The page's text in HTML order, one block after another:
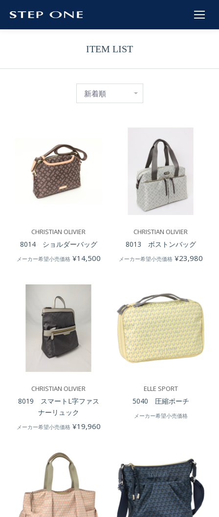
ITEM LIST
CHRISTIAN OLIVIER
8014 ショルダーバッグ
メーカー希望小売価格 ¥14,500
CHRISTIAN OLIVIER
8013 ボストンバッグ
メーカー希望小売価格 ¥23,980
CHRISTIAN OLIVIER
8019 スマートL字ファス
ナーリュック
メーカー希望小売価格 ¥19,960
ELLE SPORT
5040 圧縮ポーチ
メーカー希望小売価格